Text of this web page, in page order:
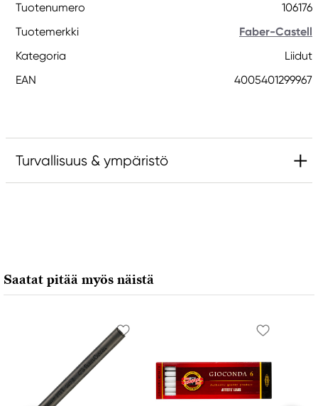
Tuotenumero
106176
Tuotemerkki
Faber-Castell
Kategoria
Liidut
EAN
4005401299967
Turvallisuus & ympäristö
90546 Stein, Germany
info@Faber-Castell.de
Saatat pitää myös näistä